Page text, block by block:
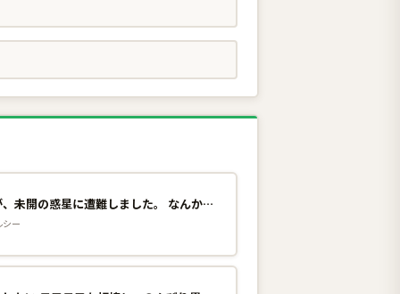
帝国宇宙軍所属の俺ですが、未開の惑星に遭難しました。 なんかこの星、魔法とか存在しているんですけど!? 1巻
ー